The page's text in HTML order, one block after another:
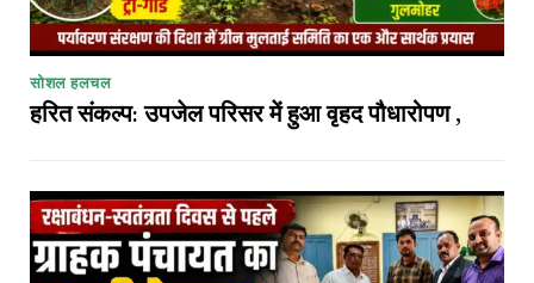
सोशल हलचल
हरित संकल्प: उपजेल परिसर में हुआ वृहद पौधारोपण ,